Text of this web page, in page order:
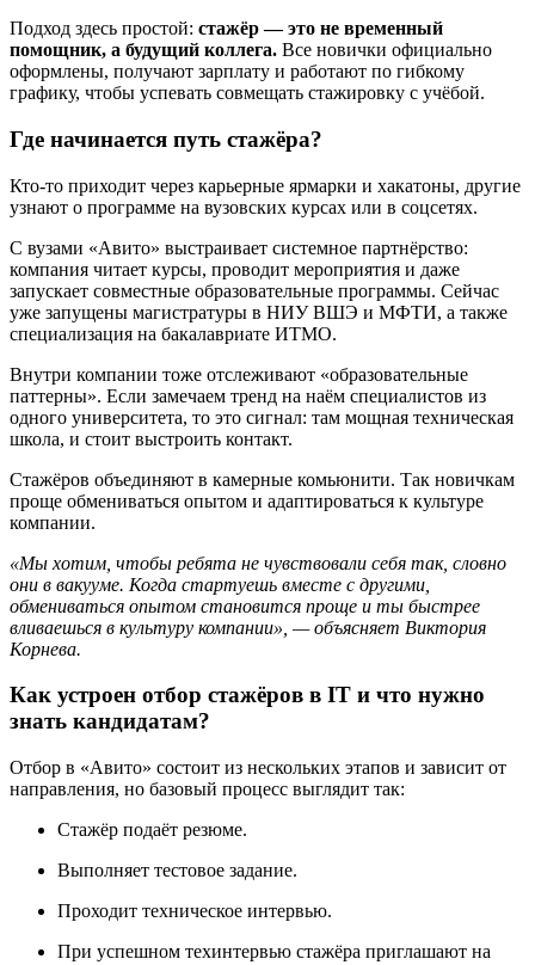
Подход здесь простой: стажёр — это не временный
помощник, а будущий коллега. Все новички официально
оформлены, получают зарплату и работают по гибкому
графику, чтобы успевать совмещать стажировку с учёбой.
Где начинается путь стажёра?
Кто-то приходит через карьерные ярмарки и хакатоны, другие
узнают о программе на вузовских курсах или в соцсетях.
С вузами «Авито» выстраивает системное партнёрство:
компания читает курсы, проводит мероприятия и даже
запускает совместные образовательные программы. Сейчас
уже запущены магистратуры в НИУ ВШЭ и МФТИ, а также
специализация на бакалавриате ИТМО.
Внутри компании тоже отслеживают «образовательные
паттерны». Если замечаем тренд на наём специалистов из
одного университета, то это сигнал: там мощная техническая
школа, и стоит выстроить контакт.
Стажёров объединяют в камерные комьюнити. Так новичкам
проще обмениваться опытом и адаптироваться к культуре
компании.
«Мы хотим, чтобы ребята не чувствовали себя так, словно
они в вакууме. Когда стартуешь вместе с другими,
обмениваться опытом становится проще и ты быстрее
вливаешься в культуру компании», — объясняет Виктория
Корнева.
Как устроен отбор стажёров в IT и что нужно
знать кандидатам?
Отбор в «Авито» состоит из нескольких этапов и зависит от
направления, но базовый процесс выглядит так:
Стажёр подаёт резюме.
Выполняет тестовое задание.
Проходит техническое интервью.
При успешном техинтервью стажёра приглашают на